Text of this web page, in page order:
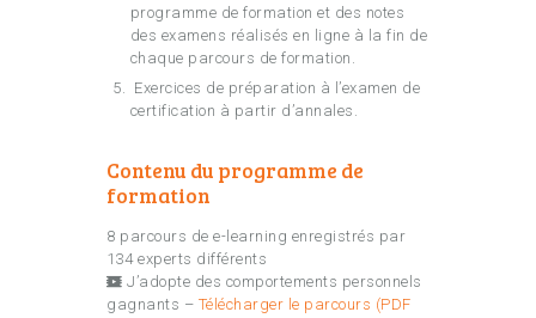
programme de formation et des notes
des examens réalisés en ligne à la fin de
chaque parcours de formation.
Exercices de préparation à l’examen de
certification à partir d’annales.
Contenu du programme de
formation
8 parcours de e-learning enregistrés par
134 experts différents
J’adopte des comportements personnels
gagnants – Télécharger le parcours (PDF